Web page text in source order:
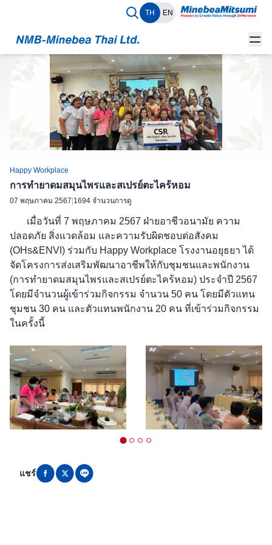
TH EN
Happy Workplace
การทำยาดมสมุนไพรและสเปรย์ตะไคร้หอม
07 พฤษภาคม 2567 1694 จำนวนการดู
เมื่อวันที่ 7 พฤษภาคม 2567 ฝ่ายอาชีวอนามัย ความ
ปลอดภัย สิ่งแวดล้อม และความรับผิดชอบต่อสังคม
(OHs&ENVI) ร่วมกับ Happy Workplace โรงงานอยุธยา ได้
จัดโครงการส่งเสริมพัฒนาอาชีพให้กับชุมชนและพนักงาน
(การทำยาดมสมุนไพรและสเปรย์ตะไคร้หอม) ประจำปี 2567
โดยมีจำนวนผู้เข้าร่วมกิจกรรม จำนวน 50 คน โดยมีตัวแทน
ชุมชน 30 คน และตัวแทนพนักงาน 20 คน ที่เข้าร่วมกิจกรรม
ในครั้งนี้
แชร์